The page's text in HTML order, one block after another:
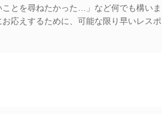
とを尋ねたかった…」など何でも構いま
応えするために、可能な限り早いレスポ